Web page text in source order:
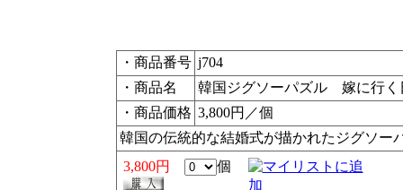
・商品番号 j704
・商品名
韓国ジグソーパズル 嫁に行
・商品価格 3,800円／個
韓国の伝統的な結婚式が描かれたジグソー
3,800円
個